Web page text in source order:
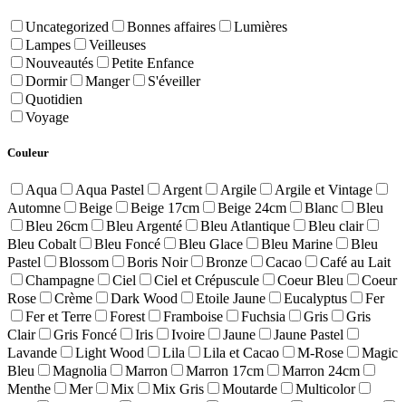
Uncategorized Bonnes affaires
Lumières
Lampes
Veilleuses
Nouveautés
Petite Enfance
Dormir
Manger
S'éveiller
Quotidien
Voyage
Couleur
Aqua Aqua Pastel Argent Argile
Argile et Vintage
Automne
Beige Beige 17cm Beige 24cm Blanc
Bleu
Bleu 26cm
Bleu Argenté Bleu Atlantique
Bleu clair
Bleu Cobalt
Bleu Foncé Bleu Glace Bleu Marine
Bleu
Pastel
Blossom Boris Noir Bronze Cacao
Café au Lait
Champagne
Ciel Ciel et Crépuscule Coeur Bleu
Coeur
Rose
Crème Dark Wood Etoile Jaune Eucalyptus
Fer
Fer et Terre
Forest Framboise Fuchsia Gris
Gris
Clair
Gris Foncé Iris Ivoire Jaune
Jaune Pastel
Lavande
Light Wood Lila Lila et Cacao M-Rose
Magic
Bleu
Magnolia Marron Marron 17cm
Marron 24cm
Menthe
Mer Mix Mix Gris Moutarde
Multicolor